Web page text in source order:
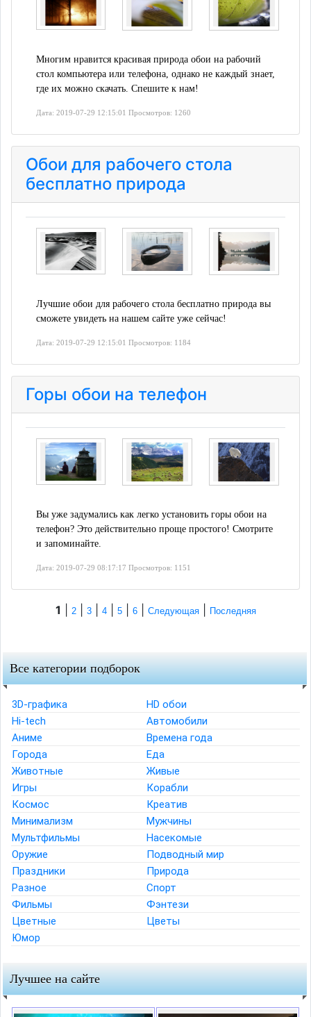
Многим нравится красивая природа обои на рабочий
стол компьютера или телефона, однако не каждый знает,
где их можно скачать. Спешите к нам!
Дата: 2019-07-29 12:15:01 Просмотров: 1260
Обои для рабочего стола
бесплатно природа
Лучшие обои для рабочего стола бесплатно природа вы
сможете увидеть на нашем сайте уже сейчас!
Дата: 2019-07-29 12:15:01 Просмотров: 1184
Горы обои на телефон
Вы уже задумались как легко установить горы обои на
телефон? Это действительно проще простого! Смотрите
и запоминайте.
Дата: 2019-07-29 08:17:17 Просмотров: 1151
1 2| 3| 4| 5| 6| Следующая| Последняя
Все категории подборок
3D-графика
HD обои
Hi-tech
Автомобили
Аниме
Времена года
Города
Еда
Животные
Живые
Игры
Корабли
Космос
Креатив
Минимализм
Мужчины
Мультфильмы
Насекомые
Оружие
Подводный мир
Праздники
Природа
Разное
Спорт
Фильмы
Фэнтези
Цветные
Цветы
Юмор
Лучшее на сайте